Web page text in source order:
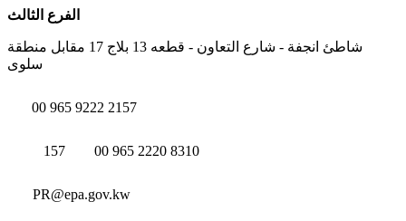
الفرع الثالث
شاطئ انجفة - شارع التعاون - قطعه 13 بلاج 17 مقابل منطقة
سلوى
00 965 9222 2157
157 00 965 2220 8310
PR@epa.gov.kw